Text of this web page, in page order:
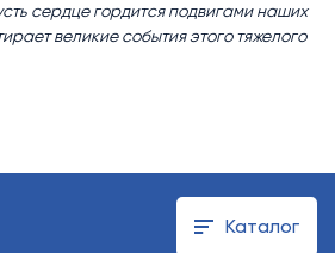
сердце гордится подвигами наших
великие события этого тяжелого
Каталог